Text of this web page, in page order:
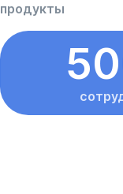
продукты